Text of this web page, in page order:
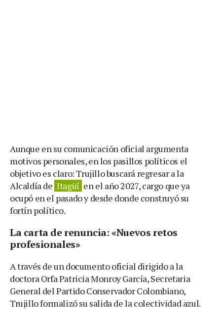
Aunque en su comunicación oficial argumenta
motivos personales, en los pasillos políticos el
objetivo es claro: Trujillo buscará regresar a la
Alcaldía de Itagüí en el año 2027, cargo que ya
ocupó en el pasado y desde donde construyó su
fortín político.
La carta de renuncia: «Nuevos retos
profesionales»
A través de un documento oficial dirigido a la
doctora Orfa Patricia Monroy García, Secretaria
General del Partido Conservador Colombiano,
Trujillo formalizó su salida de la colectividad azul.